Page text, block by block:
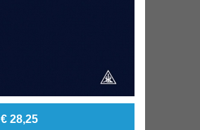
€ 28,25